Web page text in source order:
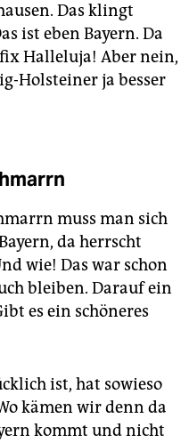
Das klingt
ist eben Bayern. Da
Halleluja! Aber nein,
Holsteiner ja besser
muss man sich
da herrscht
wie! Das war schon
bleiben. Darauf ein
es ein schöneres
ist, hat sowieso
kämen wir denn da
kommt und nicht